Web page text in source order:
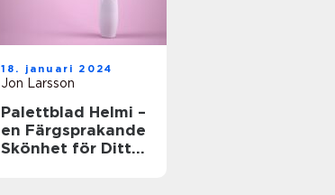
18. januari 2024
Jon Larsson
Palettblad Helmi –
en Färgsprakande
Skönhet för Ditt